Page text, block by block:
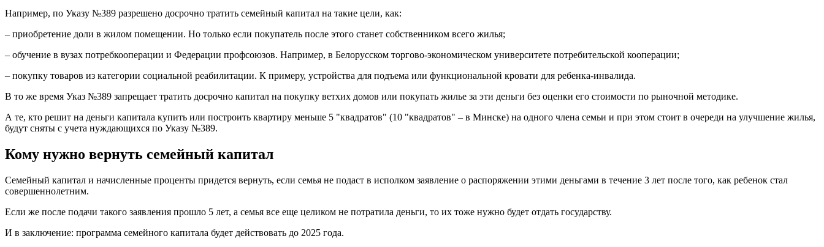
Например, по Указу №389 разрешено досрочно тратить семейный капитал на такие цели, как:
– приобретение доли в жилом помещении. Но только если покупатель после этого станет собственником всего жилья;
– обучение в вузах потребкооперации и Федерации профсоюзов. Например, в Белорусском торгово-экономическом университете потребительской кооперации;
– покупку товаров из категории социальной реабилитации. К примеру, устройства для подъема или функциональной кровати для ребенка-инвалида.
В то же время Указ №389 запрещает тратить досрочно капитал на покупку ветхих домов или покупать жилье за эти деньги без оценки его стоимости по рыночной методике.
А те, кто решит на деньги капитала купить или построить квартиру меньше 5 "квадратов" (10 "квадратов" – в Минске) на одного члена семьи и при этом стоит в очереди на улучшение жилья,
будут сняты с учета нуждающихся по Указу №389.
Кому нужно вернуть семейный капитал
Семейный капитал и начисленные проценты придется вернуть, если семья не подаст в исполком заявление о распоряжении этими деньгами в течение 3 лет после того, как ребенок стал
совершеннолетним.
Если же после подачи такого заявления прошло 5 лет, а семья все еще целиком не потратила деньги, то их тоже нужно будет отдать государству.
И в заключение: программа семейного капитала будет действовать до 2025 года.